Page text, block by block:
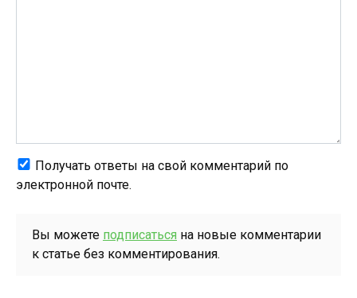
Получать ответы на свой комментарий по
электронной почте.
Вы можете подписаться на новые комментарии
к статье без комментирования.